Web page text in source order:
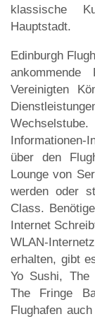
klassische
Hauptstadt.
Edinburgh
Vereinigten
Informationen-
über den
Lounge von
werden oder
Class.
Internet
WLAN-
erhalten, gibt
Yo Sushi, The
The Fringe
Flughafen